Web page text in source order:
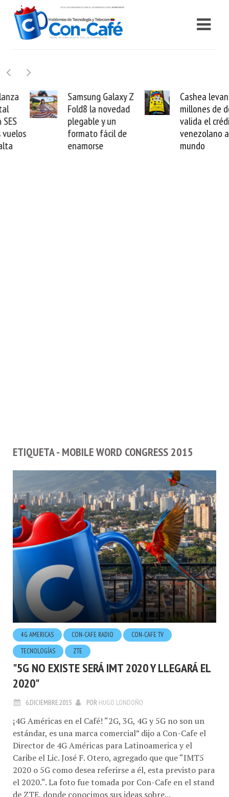
Samsung Galaxy Z
Fold8 la novedad
plegable y un
formato fácil de
enamorse
Cashea levanta 100
millones de dólares y
valida el crédito del
venezolano ante el
ETIQUETA - MOBILE WORD CONGRESS 2015
4G AMERICAS CON-CAFE RADIO
CON-CAFE TV
TECNOLOGÍ­AS
ZTE
"5G NO EXISTE SERÁ IMT 2020 Y LLEGARÁ EL
2020"
6.DICIEMBRE.2015 POR HUGO LONDOÑO
¡4G Américas en el Café! “2G, 3G, 4G y 5G no son un
estándar, es una marca comercial” dijo a Con-Cafe el
Director de 4G Américas para Latinoamerica y el
Caribe el Lic. José F. Otero, agregado que que “IMT5
2020 o 5G como desea referirse a él, esta previsto para
el 2020.“. La foto fue tomada por Con-Cafe en el stand
de ZTE, donde conocimos sus ideas sobre...